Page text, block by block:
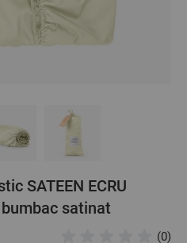
SATEEN ECRU
satinat
(0)